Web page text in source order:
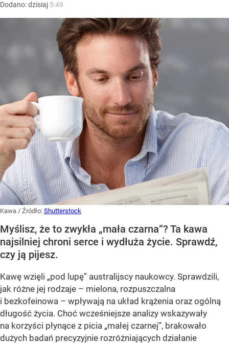
Dodano:dzisiaj 5:49
Kawa / Źródło: Shutterstock
Myślisz, że to zwykła „mała czarna”? Ta kawa
najsilniej chroni serce i wydłuża życie. Sprawdź,
czy ją pijesz.
Kawę wzięli „pod lupę” australijscy naukowcy. Sprawdzili,
jak różne jej rodzaje – mielona, rozpuszczalna
i bezkofeinowa – wpływają na układ krążenia oraz ogólną
długość życia. Choć wcześniejsze analizy wskazywały
na korzyści płynące z picia „małej czarnej”, brakowało
dużych badań precyzyjnie rozróżniających działanie